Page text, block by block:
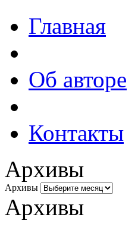
Главная
Об авторе
Контакты
Архивы
Архивы
Архивы